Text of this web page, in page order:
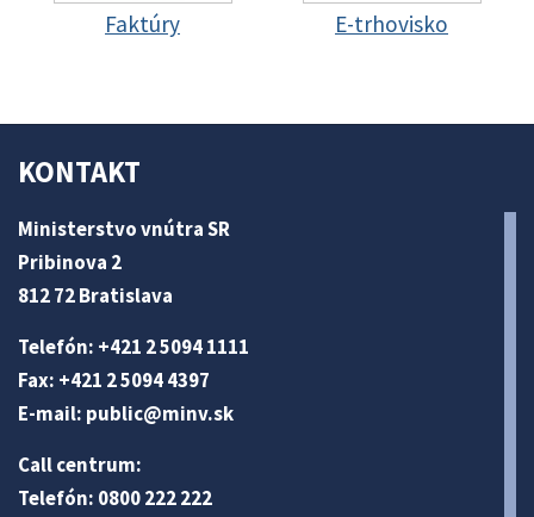
Faktúry E-trhovisko
KONTAKT
Ministerstvo vnútra SR
Pribinova 2
812 72 Bratislava
Telefón: +421 2 5094 1111
Fax: +421 2 5094 4397
E-mail: public@minv.sk
Call centrum:
Telefón: 0800 222 222